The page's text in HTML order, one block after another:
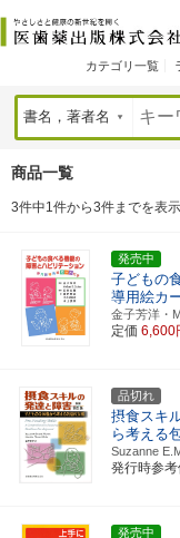
カテゴリ一覧
商品一覧
3件中1件から3件までを表示
発売中
子どもの
導用絵カ
金子芳洋
定価 6,600
品切れ
摂食スキ
ら考える
Suzanne
発行時参
発売中